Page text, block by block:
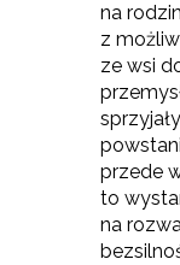
na
z
ze wsi
przede
to
na